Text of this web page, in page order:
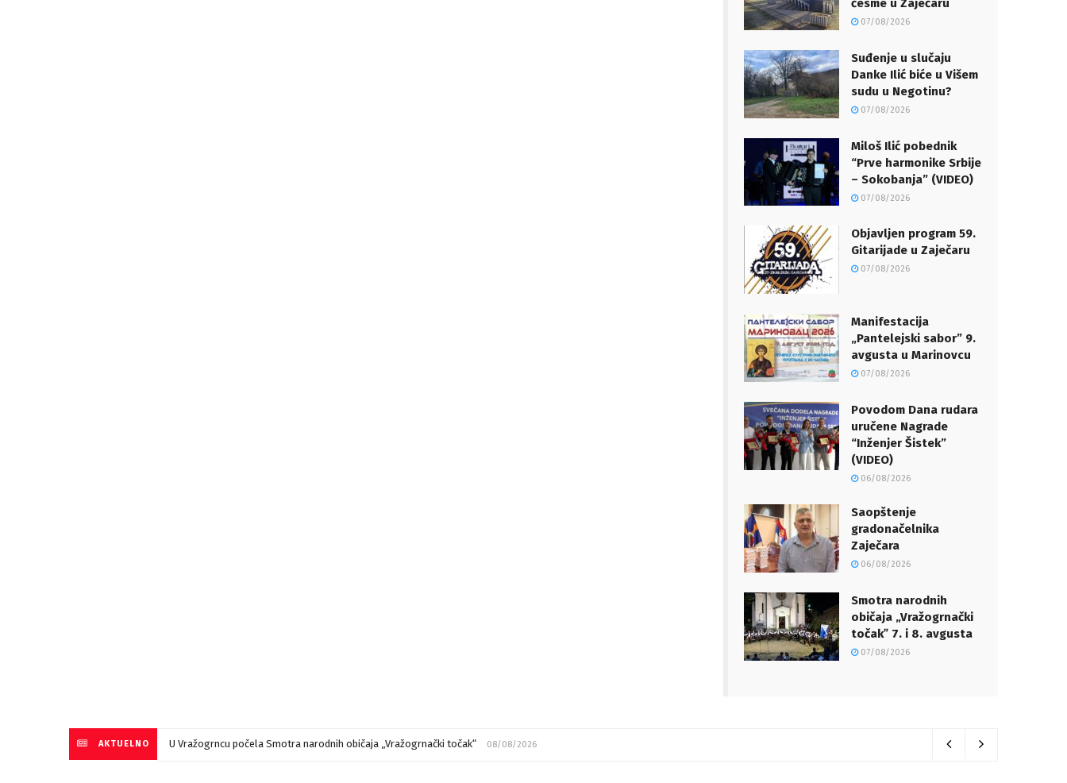
česme u Zaječaru
07/08/2026
Suđenje u slučaju
Danke Ilić biće u Višem
sudu u Negotinu?
07/08/2026
Miloš Ilić pobednik
“Prve harmonike Srbije
– Sokobanja” (VIDEO)
07/08/2026
Objavljen program 59.
Gitarijade u Zaječaru
07/08/2026
Manifestacija
„Pantelejski sabor” 9.
avgusta u Marinovcu
07/08/2026
Povodom Dana rudara
uručene Nagrade
“Inženjer Šistek”
(VIDEO)
06/08/2026
Saopštenje
gradonačelnika
Zaječara
06/08/2026
Smotra narodnih
običaja „Vražogrnački
točakˮ 7. i 8. avgusta
07/08/2026
AKTUELNO U Vražogrncu počela Smotra narodnih običaja „Vražogrnački točak“ 08/08/2026